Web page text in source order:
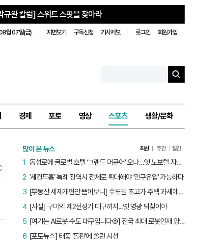
규완 칼럼] 스위트 스팟을 찾아라
월 07일(금) 지면보기 구독신청 기사제보 로그인 회원가입
경제 포토 영상 스포츠 생활/문화
많이 본 뉴스 최신 주간 월간
동성로에 글로벌 호텔 ‘그랜드 머큐어’ 오나…옛 노보텔 자리 사무실 개설
1
‘세컨드홈’ 특례 광역시 전체로 확대해야 ‘인구유입’ 가능하다
2
[부동산 세제개편안 뜯어보니] 수도권 초고가 주택 과세에만 초점…침체된 지방 부동산 대책은 없다
3
[사설] 구미의 제2전성기 대구까지...옛 영광 되찾아야
4
[여기는 AI로봇 수도 대구입니다⑤] 전국 최대 로봇인재 양성소…“대구산업 맞춤형 교육과정 만들자”
5
[포토뉴스] 태풍 ‘돌핀’에 쏠린 시선
6